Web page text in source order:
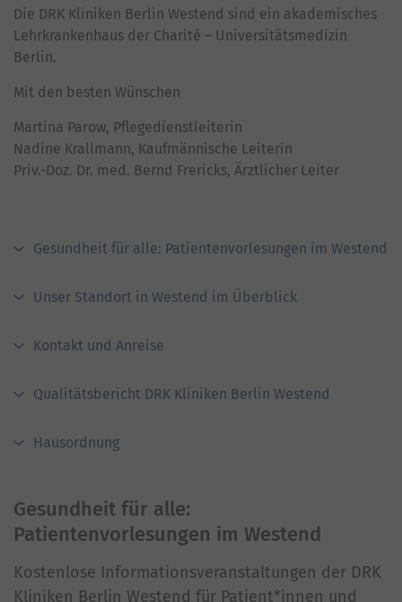
Die DRK Kliniken Berlin Westend sind ein akademisches
Lehrkrankenhaus der Charité – Universitätsmedizin
Berlin.
Mit den besten Wünschen
Martina Parow, Pflegedienstleiterin
Nadine Krallmann, Kaufmännische Leiterin
Priv.-Doz. Dr. med. Bernd Frericks, Ärztlicher Leiter
Gesundheit für alle: Patientenvorlesungen im Westend
Unser Standort in Westend im Überblick
Kontakt und Anreise
Qualitätsbericht DRK Kliniken Berlin Westend
Hausordnung
Gesundheit für alle:
Patientenvorlesungen im Westend
Kostenlose Informationsveranstaltungen der DRK
Kliniken Berlin Westend für Patient*innen und